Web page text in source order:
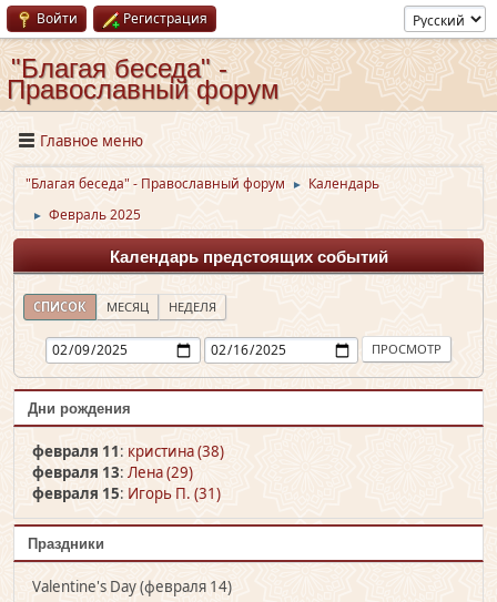
Войти Регистрация
"Благая беседа" -
Православный форум
Главное меню
"Благая беседа" - Православный форум ► Календарь
► Февраль 2025
Календарь предстоящих событий
СПИСОК МЕСЯЦ НЕДЕЛЯ
Дни рождения
февраля 11: кристина (38)
февраля 13: Лена (29)
февраля 15: Игорь П. (31)
Праздники
Valentine's Day (февраля 14)